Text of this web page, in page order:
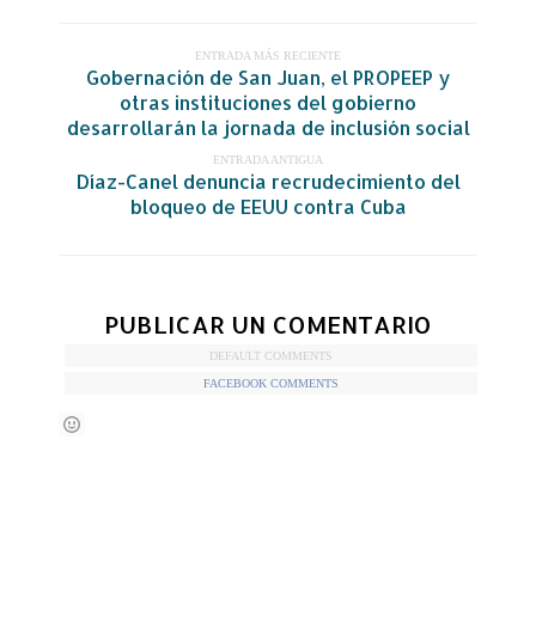
ENTRADA MÁS RECIENTE
Gobernación de San Juan, el PROPEEP y
otras instituciones del gobierno
desarrollarán la jornada de inclusión social
ENTRADA ANTIGUA
Díaz-Canel denuncia recrudecimiento del
bloqueo de EEUU contra Cuba
PUBLICAR UN COMENTARIO
DEFAULT COMMENTS
FACEBOOK COMMENTS